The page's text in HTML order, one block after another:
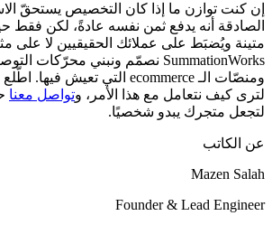
إن كنت توازن ما إذا كان التخصيص يستحقّ
الصادقة أنه يدفع ثمن نفسه عادةً، لكن فقط
متينة ويُضبَط على عملائك الحقيقيين لا على
ومنصّات الـ ecommerce التي تعيش فيها. اطّلع على
لترى كيف نتعامل مع هذا الأمر، وتواصل معنا
لتجعل متجرك يبدو شخصيًا.
عن الكاتب
Mazen Salah
Founder & Lead Engineer